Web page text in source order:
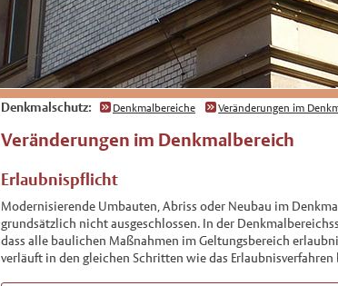
Denkmalschutz: Denkmalbereiche Veränderungen im
Veränderungen im Denkmalbereich
Erlaubnispflicht
Modernisierende Umbauten, Abriss oder Neubau im
grundsätzlich nicht ausgeschlossen. In der
dass alle baulichen Maßnahmen im Geltungsbereich
verläuft in den gleichen Schritten wie das Erlaubnisverfahren